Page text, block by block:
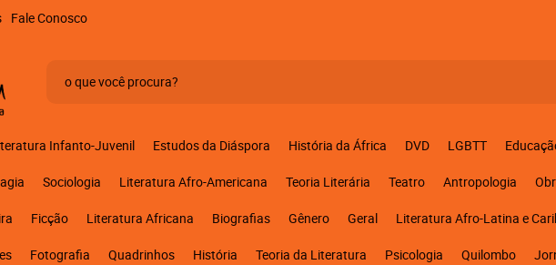
Fale Conosco
Infanto-Juvenil Estudos da Diáspora História da África DVD LGBTT
Sociologia Literatura Afro-Americana Teoria Literária Teatro Antropologia
Ficção Literatura Africana Biografias Gênero Geral Literatura Afro-Latina e
Fotografia Quadrinhos História Teoria da Literatura Psicologia Quilombo